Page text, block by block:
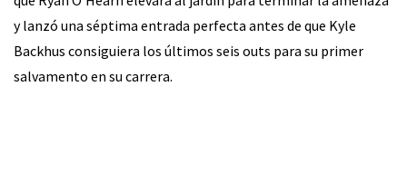
y lanzó una séptima entrada perfecta antes de que Kyle
Backhus consiguiera los últimos seis outs para su primer
salvamento en su carrera.